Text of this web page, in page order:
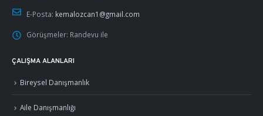
E-Posta: kemalozcan1@gmail.com
Görüşmeler: Randevu ile
ÇALIŞMA ALANLARI
Bireysel Danışmanlık
Aile Danışmanlığı